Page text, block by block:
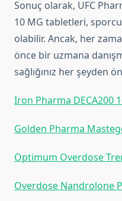
Sonuç olarak, UFC
10 MG tabletleri,
olabilir. Ancak, her
önce bir uzmana
sağlığınız her şeyden
Iron Pharma DECA200
Golden Pharma
Optimum Overdose
Overdose Nandrolone